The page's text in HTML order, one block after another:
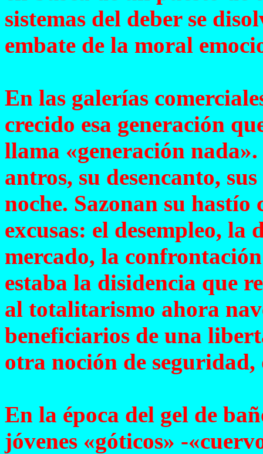
sistemas del deber se
embate de la moral
En las galerías
crecido esa generación
llama «generación nada».
antros, su desencanto,
noche. Sazonan su
excusas: el desempleo, la
mercado, la
estaba la disidencia que
al totalitarismo ahora
beneficiarios de una
otra noción de
En la época del gel de
jóvenes «góticos» -